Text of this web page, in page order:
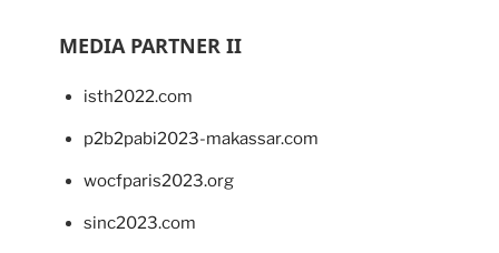
MEDIA PARTNER II
isth2022.com
p2b2pabi2023-makassar.com
wocfparis2023.org
sinc2023.com